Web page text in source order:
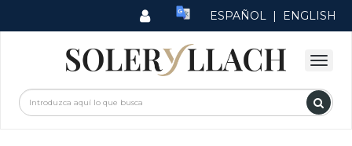
ESPAÑOL | ENGLISH